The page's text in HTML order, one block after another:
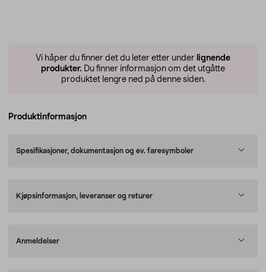
Vi håper du finner det du leter etter under lignende
produkter. Du finner informasjon om det utgåtte
produktet lengre ned på denne siden.
Produktinformasjon
Spesifikasjoner, dokumentasjon og ev. faresymboler
Kjøpsinformasjon, leveranser og returer
Anmeldelser